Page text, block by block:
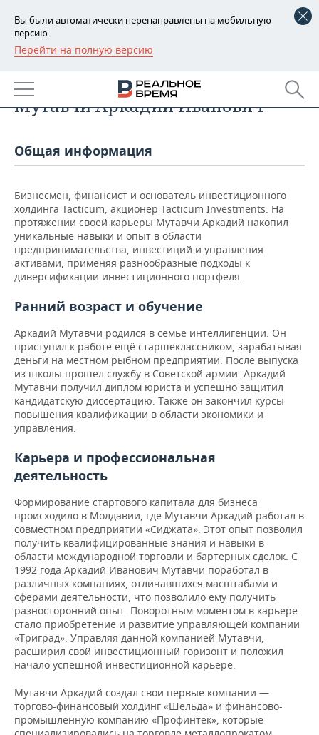
Вы были автоматически перенаправлены на мобильную
версию.
Перейти на полную версию
РЕГИОНЫ
БАШКОРТОСТАН
ТАТАРСТАН
УДМУРТИЯ
НОВОСТИ
АНАЛИТИКА
НОВОСТИ АНАЛИТИКИ
КОРОЛИ ГОСЗАКАЗА ПФО
ВУЗЫ ТАТАРСТАНА
КОМУ ПРИНАДЛЕЖАТ
ТАТАРСТАНА
ЭКОНОМИКА
ФИНАНСЫ
БАНКИ
БЮДЖЕТ
ИНВЕСТИЦИИ
НОВОСТИ
ПРОМЫШЛЕННОСТИ
АГРОПРОМ
НЕФТЬ
ОПК
ЭНЕРГЕТИКА
НЕДВИЖИМОСТЬ
НОВОСТИ НЕДВИЖИМОСТИ
АВТО
НОВОСТИ АВТО
БИЗНЕС
НОВОСТИ БИЗНЕСА
РОЗНИЧНАЯ ТОРГОВЛЯ
ТРАНСПОРТ
УСЛУГИ
ТЕХНОЛОГИИ
НОВОСТИ ТЕХНОЛОГИЙ
IT
МЕДИА
МЕРОПРИЯТИЯ
НОВОСТИ МЕРОПРИЯТИЙ
ВЫЕЗДНАЯ РЕДАКЦИЯ
ONLINE-КОНФЕРЕНЦИИ
ОТКРЫТАЯ ЛЕКЦИЯ
СПОРТ
НОВОСТИ СПОРТА
ХОККЕЙ
БАСКЕТБОЛ
ВОЛЕЙБОЛ
КИБЕРСПОРТ
ФИГУРНОЕ КАТАНИЕ
ВОДНЫЕ ВИДЫ СПОРТА
ХОККЕЙ С МЯЧОМ
ОБЩЕСТВО
ВЛАСТЬ
ИНФРАСТРУКТУРА
ИСТОРИЯ
КУЛЬТУРА
МЕДИЦИНА
ОБРАЗОВАНИЕ
ПРОИСШЕСТВИЯ
СЮЖЕТЫ
СПРАВОЧНИК
СПИСОК ПЕРСОН
СПИСОК КОМПАНИЙ
ПОЛНАЯ ВЕРСИЯ
Мутавчи Аркадий Иванович
Общая информация
Бизнесмен, финансист и основатель инвестиционного
холдинга Tacticum, акционер Tacticum Investments. На
протяжении своей карьеры Мутавчи Аркадий накопил
уникальные навыки и опыт в области
предпринимательства, инвестиций и управления
активами, применяя разнообразные подходы к
диверсификации инвестиционного портфеля.
Ранний возраст и обучение
Аркадий Мутавчи родился в семье интеллигенции. Он
приступил к работе ещё старшеклассником, зарабатывая
деньги на местном рыбном предприятии. После выпуска
из школы прошел службу в Советской армии. Аркадий
Мутавчи получил диплом юриста и успешно защитил
кандидатскую диссертацию. Также он закончил курсы
повышения квалификации в области экономики и
управления.
Карьера и профессиональная
деятельность
Формирование стартового капитала для бизнеса
происходило в Молдавии, где Мутавчи Аркадий работал в
совместном предприятии «Сиджата». Этот опыт позволил
получить квалифицированные знания и навыки в
области международной торговли и бартерных сделок. С
1992 года Аркадий Иванович Мутавчи поработал в
различных компаниях, отличавшихся масштабами и
сферами деятельности, что позволило ему получить
разносторонний опыт. Поворотным моментом в карьере
стало приобретение и развитие управляющей компании
«Триград». Управляя данной компанией Мутавчи,
расширил свой инвестиционный горизонт и положил
начало успешной инвестиционной карьере.
Мутавчи Аркадий создал свои первые компании —
торгово-финансовый холдинг «Шельда» и финансово-
промышленную компанию «Профинтек», которые